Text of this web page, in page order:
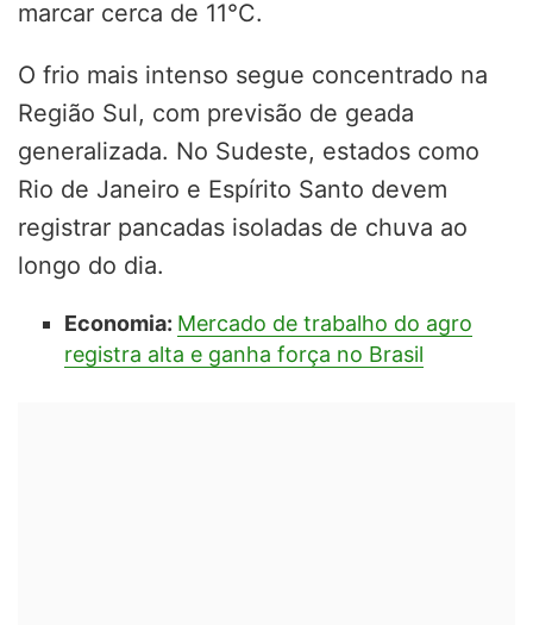
marcar cerca de 11°C.
O frio mais intenso segue concentrado na
Região Sul, com previsão de geada
generalizada. No Sudeste, estados como
Rio de Janeiro e Espírito Santo devem
registrar pancadas isoladas de chuva ao
longo do dia.
Economia: Mercado de trabalho do agro
registra alta e ganha força no Brasil